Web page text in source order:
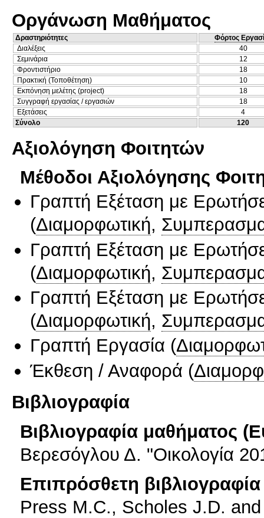
Οργάνωση Μαθήματος
Δραστηριότητες
Φόρτος
Διαλέξεις
40
Σεμινάρια
12
Φροντιστήριο
18
Πρακτική (Τοποθέτηση)
10
Εκπόνηση μελέτης (project)
18
Συγγραφή εργασίας / εργασιών
18
Εξετάσεις
4
Σύνολο
120
Αξιολόγηση Φοιτητών
Μέθοδοι Αξιολόγησης
Γραπτή Εξέταση με
(Διαμορφωτική,
Γραπτή Εξέταση με
(Διαμορφωτική,
Γραπτή Εξέταση με
(Διαμορφωτική,
Γραπτή Εργασία (
Έκθεση / Αναφορά (
Βιβλιογραφία
Βιβλιογραφία μαθήματος
Βερεσόγλου Δ. "Οικολογία
Επιπρόσθετη βιβλιογραφία
Press M.C., Scholes J.D.